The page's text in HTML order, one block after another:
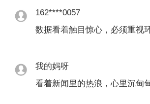
域降水偏多。在部分地区，
6月份，仅有少数地区河流
水平，主要包括爱尔兰、
162****0057
数据看着触目惊心，必须重视
我的妈呀
看着新闻里的热浪，心里沉甸